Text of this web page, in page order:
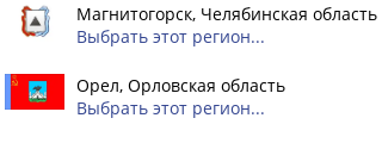
Магнитогорск, Челябинская область
Выбрать этот регион...
Орел, Орловская область
Выбрать этот регион...